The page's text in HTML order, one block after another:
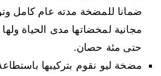
ضمانا للمضخة مدته عام كامل
مجانية لمخضاتها مدى الحياة
حتى مئة حصان.
مضخة ليو نقوم بتركيبها